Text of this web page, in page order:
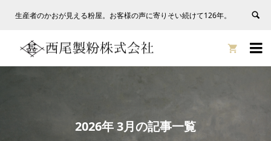
生産者のかおが見える粉屋。お客様の声に寄りそい続けて126年。


2026年 3月の記事一覧